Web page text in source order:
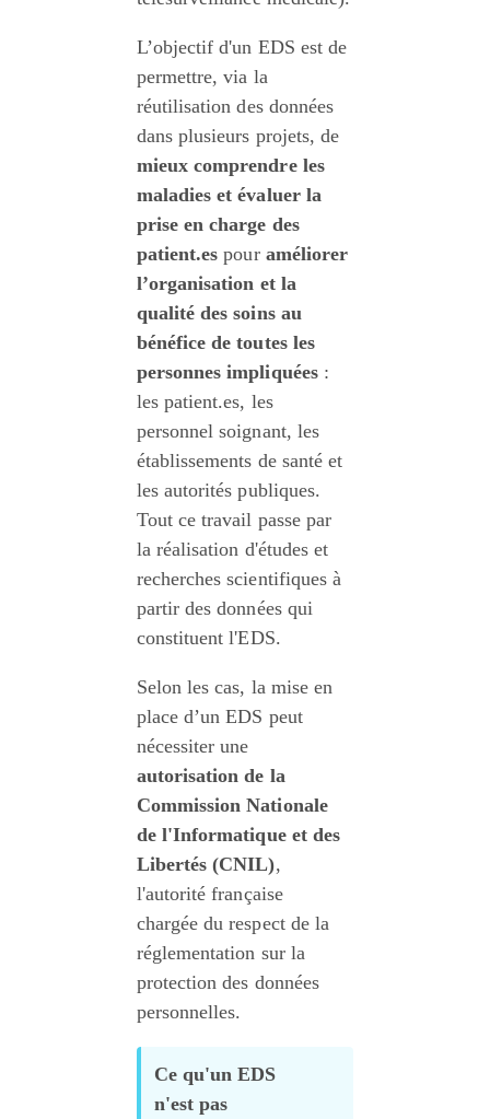
L’objectif d'un EDS est de
permettre, via la
réutilisation des données
dans plusieurs projets, de
mieux comprendre les
maladies et évaluer la
prise en charge des
patient.es pour améliorer
l’organisation et la
qualité des soins au
bénéfice de toutes les
personnes impliquées :
les patient.es, les
personnel soignant, les
établissements de santé et
les autorités publiques.
Tout ce travail passe par
la réalisation d'études et
recherches scientifiques à
partir des données qui
constituent l'EDS.
Selon les cas, la mise en
place d’un EDS peut
nécessiter une
autorisation de la
Commission Nationale
de l'Informatique et des
Libertés (CNIL),
l'autorité française
chargée du respect de la
réglementation sur la
protection des données
personnelles.
Ce qu'un EDS
n'est pas